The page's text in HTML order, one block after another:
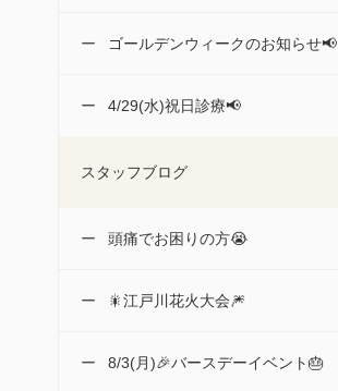
ゴールデンウィークのお知らせ📢
4/29(水)祝日診療📢
スタッフブログ
頭痛でお困りの方😭
🎇江戸川花火大会🎆
8/3(月)🎉バースデーイベント🎂